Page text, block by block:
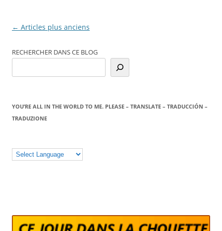
Navigation
articles
← Articles plus anciens
RECHERCHER DANS CE BLOG
YOU’RE ALL IN THE WORLD TO ME. PLEASE – TRANSLATE – TRADUCCIÓN –
TRADUZIONE